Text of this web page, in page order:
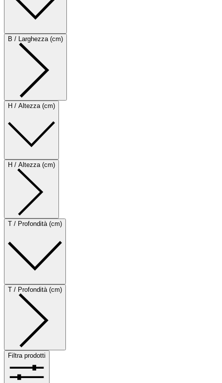
B / Larghezza (cm)
H / Altezza (cm)
H / Altezza (cm)
T / Profondità (cm)
T / Profondità (cm)
Filtra prodotti